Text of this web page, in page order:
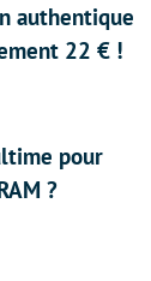
authentique
22 € !
pour
?